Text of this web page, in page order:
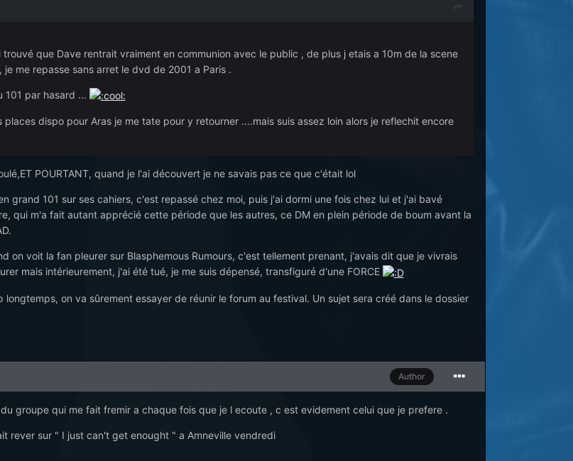
que Dave rentrait vraiment en communion avec le public , de plus j etais a 10m de la scene
je me repasse sans arret le dvd de 2001 a Paris .
101 par hasard ...
dispo pour Aras je me tate pour y retourner ....mais suis assez loin alors je reflechit encore
POURTANT, quand je l'ai découvert je ne savais pas ce que c'était lol
grand 101 sur ses cahiers, c'est repassé chez moi, puis j'ai dormi une fois chez lui et j'ai bavé
qui m'a fait autant apprécié cette période que les autres, ce DM en plein période de boum avant la
on voit la fan pleurer sur Blasphemous Rumours, c'est tellement prenant, j'avais dit que je vivrais
mais intérieurement, j'ai été tué, je me suis dépensé, transfiguré d'une FORCE
longtemps, on va sûrement essayer de réunir le forum au festival. Un sujet sera créé dans le dossier
Author
groupe qui me fait fremir a chaque fois que je l ecoute , c est evidement celui que je prefere .
rever sur " I just can't get enought " a Amneville vendredi